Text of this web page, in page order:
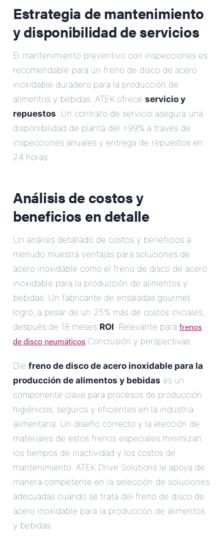
Estrategia de mantenimiento
y disponibilidad de servicios
El mantenimiento preventivo con inspecciones es
recomendable para un freno de disco de acero
inoxidable duradero para la producción de
alimentos y bebidas. ATEK ofrece servicio y
repuestos. Un contrato de servicio asegura una
disponibilidad de planta del >99% a través de
inspecciones anuales y entrega de repuestos en
24 horas.
Análisis de costos y
beneficios en detalle
Un análisis detallado de costos y beneficios a
menudo muestra ventajas para soluciones de
acero inoxidable como el freno de disco de acero
inoxidable para la producción de alimentos y
bebidas. Un fabricante de ensaladas gourmet
logró, a pesar de un 25% más de costos iniciales,
después de 18 meses ROI. Relevante para frenos
de disco neumáticos.Conclusión y perspectivas
Die freno de disco de acero inoxidable para la
producción de alimentos y bebidas es un
componente clave para procesos de producción
higiénicos, seguros y eficientes en la industria
alimentaria. Un diseño correcto y la elección de
materiales de estos frenos especiales minimizan
los tiempos de inactividad y los costos de
mantenimiento. ATEK Drive Solutions le apoya de
manera competente en la selección de soluciones
adecuadas cuando se trata del freno de disco de
acero inoxidable para la producción de alimentos
y bebidas.